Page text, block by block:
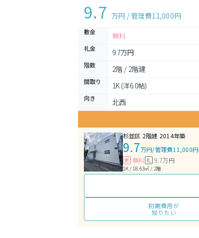
9.7 万円 / 管理費11,000円
敷金 無料
礼金 9.7万円
階数 2階 / 2階建
間取り 1K (洋6.0帖)
向き
北西
杉並区 2階建 2014年築
9.7万円/管理費11,000円
敷 無料 礼 9.7万円
1K / 18.63㎡ / 2階
初期費用が
知りたい